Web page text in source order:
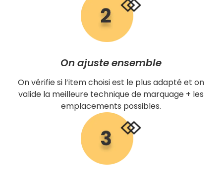
On ajuste ensemble
On vérifie si l’item choisi est le plus adapté et on
valide la meilleure technique de marquage + les
emplacements possibles.